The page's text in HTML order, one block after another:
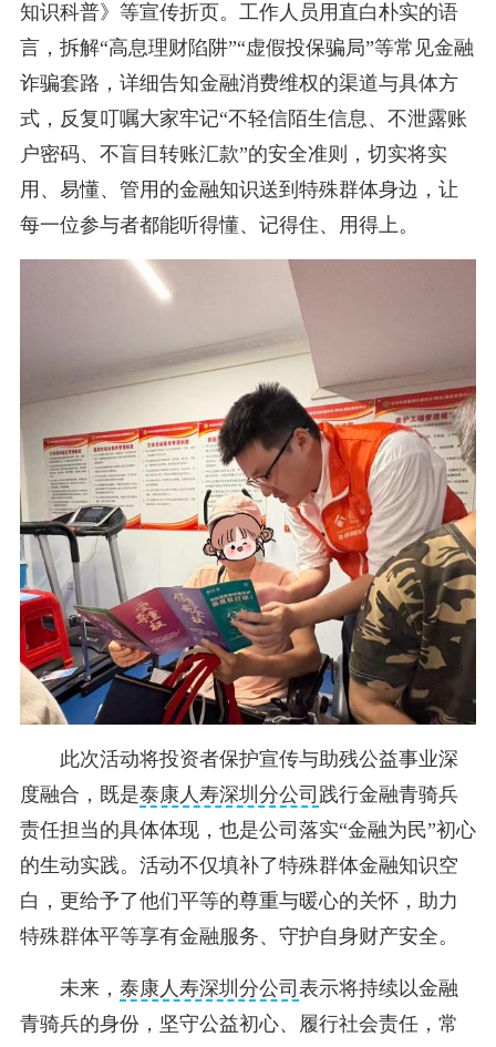
知识科普》等宣传折页。工作人员用直白朴实的语
言，拆解“高息理财陷阱”“虚假投保骗局”等常见金融
诈骗套路，详细告知金融消费维权的渠道与具体方
式，反复叮嘱大家牢记“不轻信陌生信息、不泄露账
户密码、不盲目转账汇款”的安全准则，切实将实
用、易懂、管用的金融知识送到特殊群体身边，让
每一位参与者都能听得懂、记得住、用得上。
此次活动将投资者保护宣传与助残公益事业深
度融合，既是泰康人寿深圳分公司 践行金融青骑兵
责任担当的具体体现，也是公司落实“金融为民”初心
的生动实践。活动不仅填补了特殊群体金融知识空
白，更给予了他们平等的尊重与暖心的关怀，助力
特殊群体平等享有金融服务、守护自身财产安全。
未来， 泰康人寿深圳分公司 表示将持续以金融
青骑兵的身份，坚守公益初心、履行社会责任，常